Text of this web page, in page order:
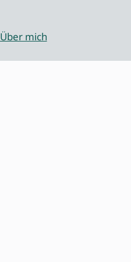
Über mich